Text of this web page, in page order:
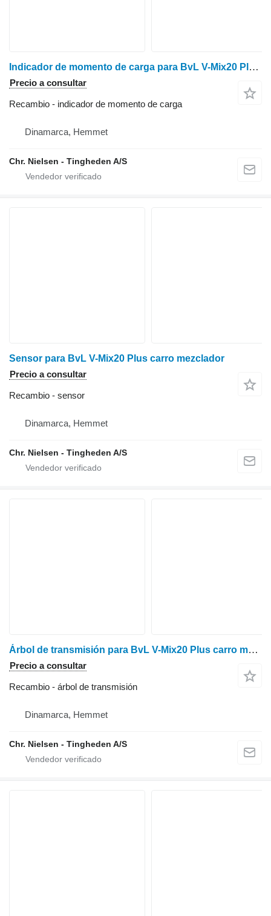
Indicador de momento de carga para BvL V-Mix20 Plus carro mezclador
Precio a consultar
Recambio - indicador de momento de carga
Dinamarca, Hemmet
Chr. Nielsen - Tingheden A/S
Sensor para BvL V-Mix20 Plus carro mezclador
Precio a consultar
Recambio - sensor
Dinamarca, Hemmet
Chr. Nielsen - Tingheden A/S
Árbol de transmisión para BvL V-Mix20 Plus carro mezclador
Precio a consultar
Recambio - árbol de transmisión
Dinamarca, Hemmet
Chr. Nielsen - Tingheden A/S